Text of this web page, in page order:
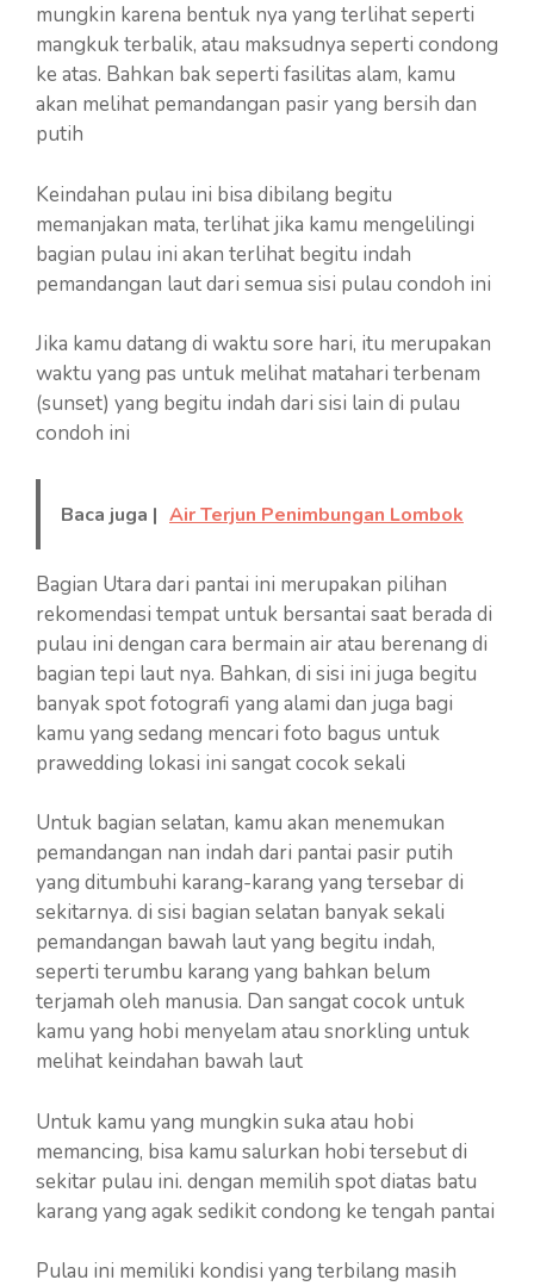
mungkin karena bentuk nya yang terlihat seperti
mangkuk terbalik, atau maksudnya seperti condong
ke atas. Bahkan bak seperti fasilitas alam, kamu
akan melihat pemandangan pasir yang bersih dan
putih
Keindahan pulau ini bisa dibilang begitu
memanjakan mata, terlihat jika kamu mengelilingi
bagian pulau ini akan terlihat begitu indah
pemandangan laut dari semua sisi pulau condoh ini
Jika kamu datang di waktu sore hari, itu merupakan
waktu yang pas untuk melihat matahari terbenam
(sunset) yang begitu indah dari sisi lain di pulau
condoh ini
Baca juga | Air Terjun Penimbungan Lombok
Bagian Utara dari pantai ini merupakan pilihan
rekomendasi tempat untuk bersantai saat berada di
pulau ini dengan cara bermain air atau berenang di
bagian tepi laut nya. Bahkan, di sisi ini juga begitu
banyak spot fotografi yang alami dan juga bagi
kamu yang sedang mencari foto bagus untuk
prawedding lokasi ini sangat cocok sekali
Untuk bagian selatan, kamu akan menemukan
pemandangan nan indah dari pantai pasir putih
yang ditumbuhi karang-karang yang tersebar di
sekitarnya. di sisi bagian selatan banyak sekali
pemandangan bawah laut yang begitu indah,
seperti terumbu karang yang bahkan belum
terjamah oleh manusia. Dan sangat cocok untuk
kamu yang hobi menyelam atau snorkling untuk
melihat keindahan bawah laut
Untuk kamu yang mungkin suka atau hobi
memancing, bisa kamu salurkan hobi tersebut di
sekitar pulau ini. dengan memilih spot diatas batu
karang yang agak sedikit condong ke tengah pantai
Pulau ini memiliki kondisi yang terbilang masih